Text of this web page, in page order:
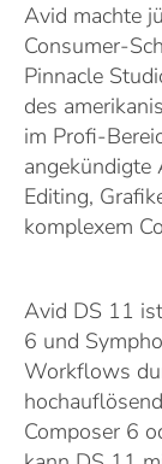
Avid machte
Consumer-
Pinnacle
des
im Profi-
Editing,
komplexem
Avid DS 11
6 und
Workflows
Composer 6